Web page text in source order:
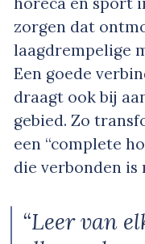
zorgen dat
laagdrempelige
Een goede
draagt ook bij
gebied. Zo
een “complete
die verbonden is
“Leer van